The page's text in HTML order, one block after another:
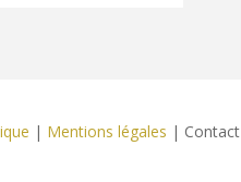
| Mentions légales | Contact